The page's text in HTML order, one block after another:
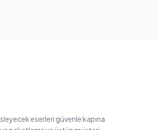
eserleri güvenle kapına